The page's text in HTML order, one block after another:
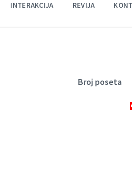
INTERAKCIJA REVIJA
Broj poseta